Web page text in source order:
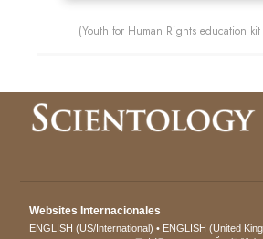
(Youth for Human Rights education kit
Websites Internacionales
ENGLISH (US/International) ENGLISH (United